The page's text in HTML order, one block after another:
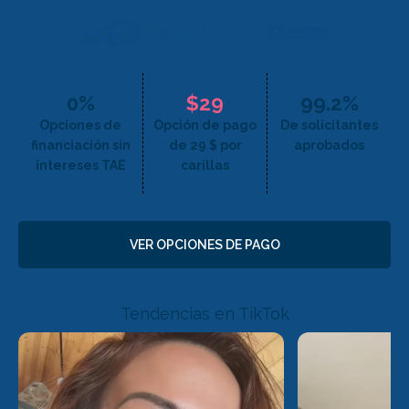
Colmillos Pop On
0%
Opciones de
financiación sin
intereses TAE
$29
Opción de pago
de 29 $ por
carillas
99.2%
De solicitantes
aprobados
VER OPCIONES DE PAGO
Tendencias en TikTok